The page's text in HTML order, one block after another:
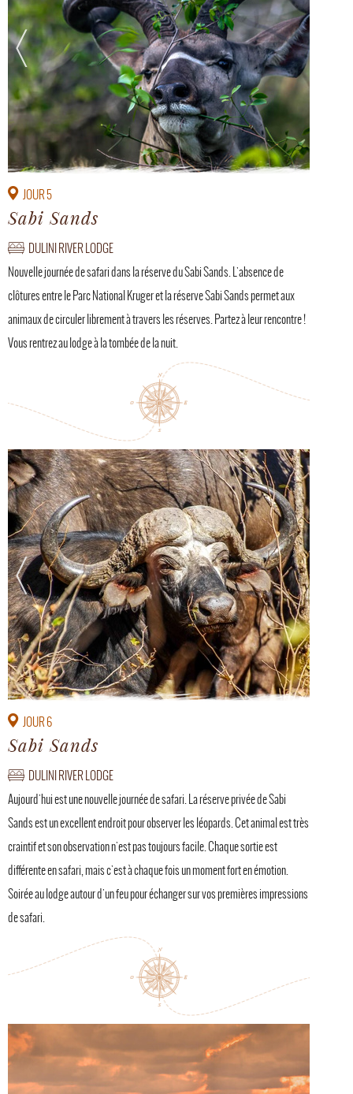
JOUR 5
Sabi Sands
DULINI RIVER LODGE
Nouvelle journée de safari dans la réserve du Sabi Sands. L'absence de
clôtures entre le Parc National Kruger et la réserve Sabi Sands permet aux
animaux de circuler librement à travers les réserves. Partez à leur rencontre !
Vous rentrez au lodge à la tombée de la nuit.
JOUR 6
Sabi Sands
DULINI RIVER LODGE
Aujourd'hui est une nouvelle journée de safari. La réserve privée de Sabi
Sands est un excellent endroit pour observer les léopards. Cet animal est très
craintif et son observation n'est pas toujours facile. Chaque sortie est
différente en safari, mais c'est à chaque fois un moment fort en émotion.
Soirée au lodge autour d'un feu pour échanger sur vos premières impressions
de safari.